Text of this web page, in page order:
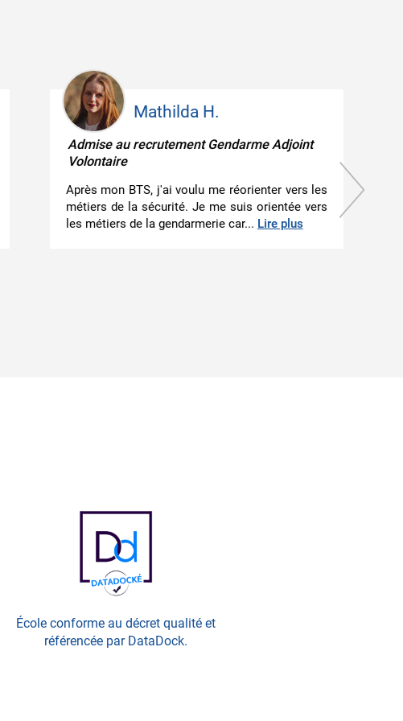
Marie-Amélie F.
Admise au recrutement de Gendarme
Adjoint Volontaire
J'ai réussi mon recrutement gendarme adjoint
volontaire ! Merci, car grâce à vos cours, j'ai pu
bien m'y préparer ! Les cours...Lire plus
École conforme au décret qualité et
référencée par DataDock.